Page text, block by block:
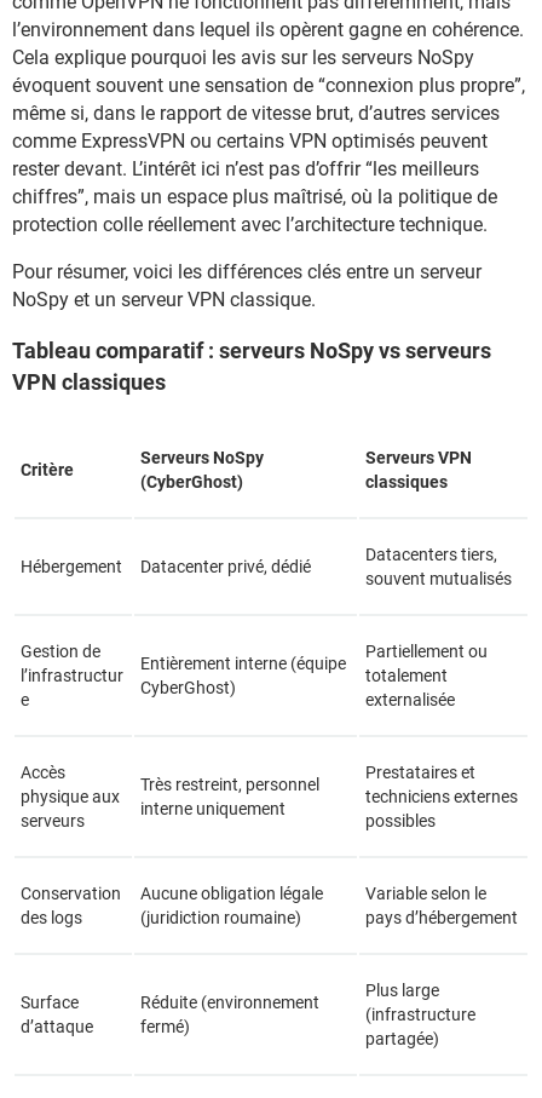
l’environnement dans lequel ils opèrent gagne en cohérence.
Cela explique pourquoi les avis sur les serveurs NoSpy
évoquent souvent une sensation de “connexion plus propre”,
même si, dans le rapport de vitesse brut, d’autres services
comme ExpressVPN ou certains VPN optimisés peuvent
rester devant. L’intérêt ici n’est pas d’offrir “les meilleurs
chiffres”, mais un espace plus maîtrisé, où la politique de
protection colle réellement avec l’architecture technique.
Pour résumer, voici les différences clés entre un serveur
NoSpy et un serveur VPN classique.
Tableau comparatif : serveurs NoSpy vs serveurs
VPN classiques
Critère
Serveurs NoSpy
(CyberGhost)
Serveurs VPN
classiques
Hébergement Datacenter privé, dédié
Datacenters tiers,
souvent mutualisés
Gestion de
l’infrastructur
e
Entièrement interne (équipe
CyberGhost)
Partiellement ou
totalement
externalisée
Accès
physique aux
serveurs
Très restreint, personnel
interne uniquement
Prestataires et
techniciens externes
possibles
Conservation
des logs
Aucune obligation légale
(juridiction roumaine)
Variable selon le
pays d’hébergement
Surface
d’attaque
Réduite (environnement
fermé)
Plus large
(infrastructure
partagée)